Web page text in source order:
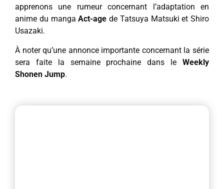
apprenons une rumeur concernant l’adaptation en
anime du mangaAct-age de Tatsuya Matsuki et Shiro
Usazaki.
À noter qu’une annonce importante concernant la série
sera faite la semaine prochaine dans le Weekly
Shonen Jump.